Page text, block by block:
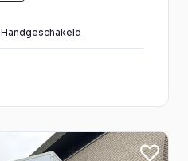
Handgeschakeld